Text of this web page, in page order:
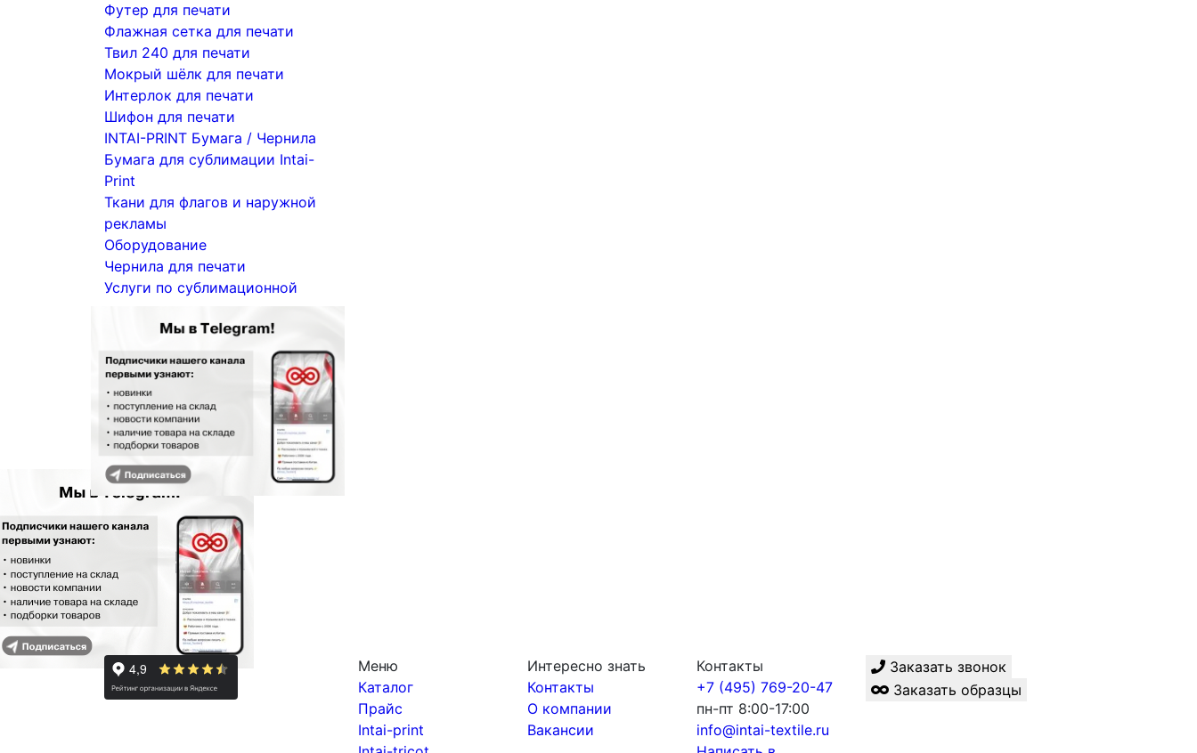
Футер для печати
Флажная сетка для печати
Твил 240 для печати
Мокрый шёлк для печати
Интерлок для печати
Шифон для печати
INTAI-PRINT Бумага / Чернила
Бумага для сублимации Intai-
Print
Ткани для флагов и наружной
рекламы
Оборудование
Чернила для печати
Услуги по сублимационной
Меню
Каталог
Прайс
Intai-print
Интересно знать
Контакты
О компании
Вакансии
Контакты
+7 (495) 769-20-47
пн-пт 8:00-17:00
info@intai-textile.ru
Заказать звонок
Заказать образцы